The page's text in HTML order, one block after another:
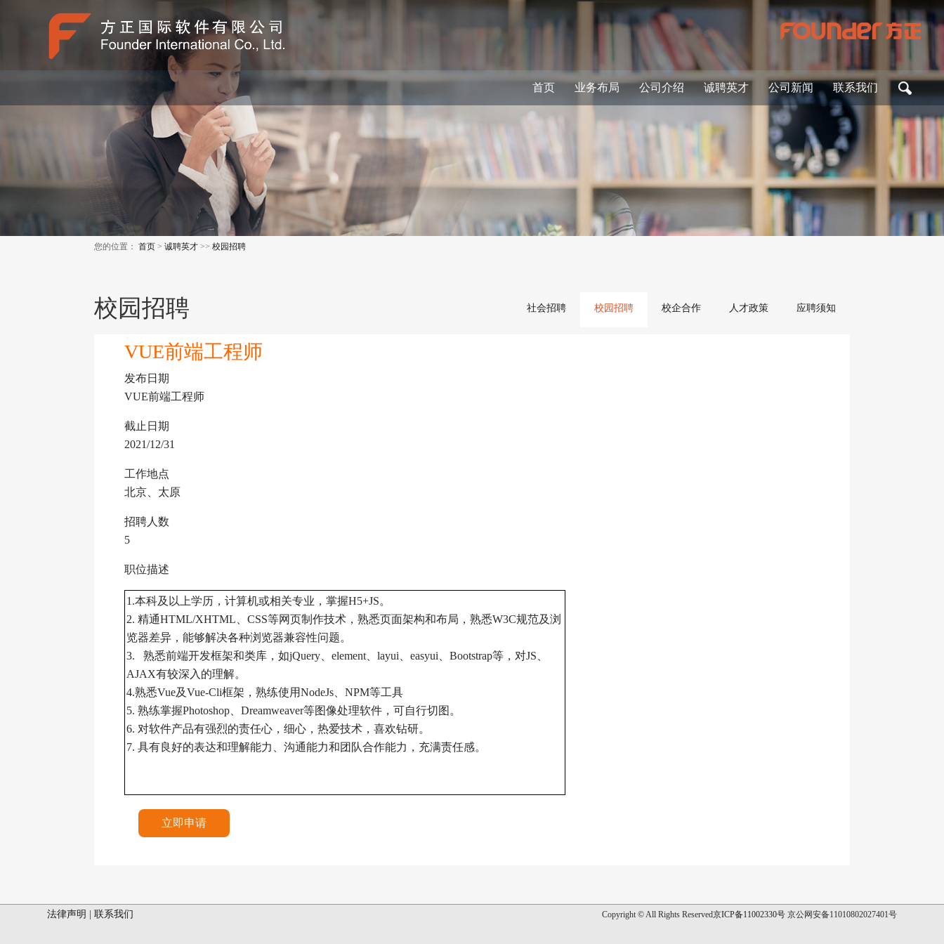
首页 业务布局 公司介绍 诚聘英才 公司新闻 联系我们
您的位置：首页 >诚聘英才 >>校园招聘
校园招聘 社会招聘 校园招聘 校企合作 人才政策 应聘须知
VUE前端工程师
发布日期
VUE前端工程师
截止日期
2021/12/31
工作地点
北京、太原
招聘人数
5
职位描述
1.本科及以上学历，计算机或相关专业，掌握H5+JS。
2. 精通HTML/XHTML、CSS等网页制作技术，熟悉页面架构和布局，熟悉W3C规范及浏
览器差异，能够解决各种浏览器兼容性问题。
3. 熟悉前端开发框架和类库，如jQuery、element、layui、easyui、Bootstrap等，对JS、
AJAX有较深入的理解。
4.熟悉Vue及Vue-Cli框架，熟练使用NodeJs、NPM等工具
5. 熟练掌握Photoshop、Dreamweaver等图像处理软件，可自行切图。
6. 对软件产品有强烈的责任心，细心，热爱技术，喜欢钻研。
7. 具有良好的表达和理解能力、沟通能力和团队合作能力，充满责任感。
立即申请
法律声明 |联系我们 Copyright © All Rights Reserved京ICP备11002330号京公网安备11010802027401号